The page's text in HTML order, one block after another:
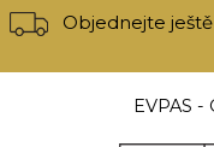
Objednejte
EVPAS